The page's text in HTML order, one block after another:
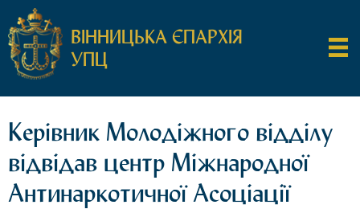
ВІННИЦЬКА ЄПАРХІЯ
УПЦ
Керівник Молодіжного відділу
відвідав центр Міжнародної
Антинаркотичної Асоціації